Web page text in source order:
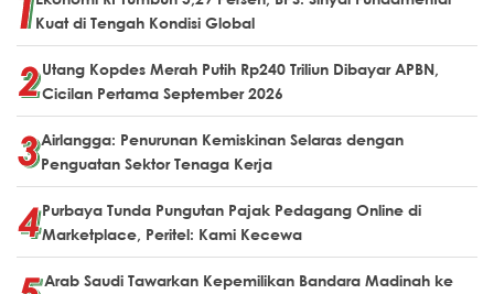
Kuat di Tengah Kondisi Global
Utang Kopdes Merah Putih Rp240 Triliun Dibayar APBN,
Cicilan Pertama September 2026
Airlangga: Penurunan Kemiskinan Selaras dengan
Penguatan Sektor Tenaga Kerja
Purbaya Tunda Pungutan Pajak Pedagang Online di
Marketplace, Peritel: Kami Kecewa
Arab Saudi Tawarkan Kepemilikan Bandara Madinah ke